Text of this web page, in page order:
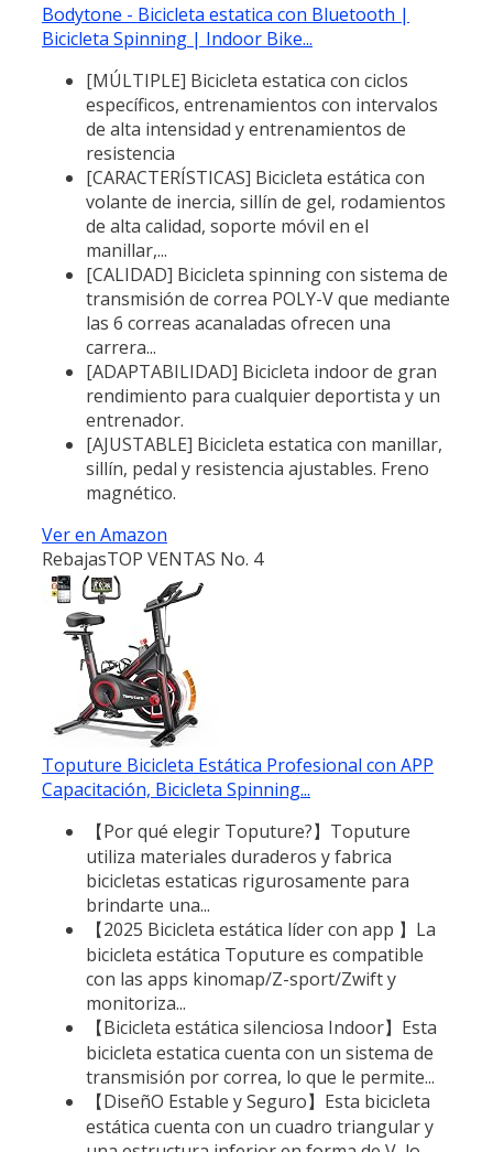
Bodytone - Bicicleta estatica con Bluetooth |
Bicicleta Spinning | Indoor Bike...
[MÚLTIPLE] Bicicleta estatica con ciclos
específicos, entrenamientos con intervalos
de alta intensidad y entrenamientos de
resistencia
[CARACTERÍSTICAS] Bicicleta estática con
volante de inercia, sillín de gel, rodamientos
de alta calidad, soporte móvil en el
manillar,...
[CALIDAD] Bicicleta spinning con sistema de
transmisión de correa POLY-V que mediante
las 6 correas acanaladas ofrecen una
carrera...
[ADAPTABILIDAD] Bicicleta indoor de gran
rendimiento para cualquier deportista y un
entrenador.
[AJUSTABLE] Bicicleta estatica con manillar,
sillín, pedal y resistencia ajustables. Freno
magnético.
Ver en Amazon
RebajasTOP VENTAS No. 4
Toputure Bicicleta Estática Profesional con APP
Capacitación, Bicicleta Spinning...
【Por qué elegir Toputure?】Toputure
utiliza materiales duraderos y fabrica
bicicletas estaticas rigurosamente para
brindarte una...
【2025 Bicicleta estática líder con app 】La
bicicleta estática Toputure es compatible
con las apps kinomap/Z-sport/Zwift y
monitoriza...
【Bicicleta estática silenciosa Indoor】Esta
bicicleta estatica cuenta con un sistema de
transmisión por correa, lo que le permite...
【DiseñO Estable y Seguro】Esta bicicleta
estática cuenta con un cuadro triangular y